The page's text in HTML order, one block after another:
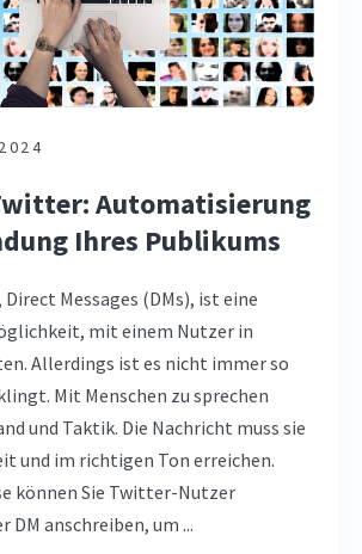
Automatisierung
Ihres Publikums
Messages (DMs), ist eine
mit einem Nutzer in
Allerdings ist es nicht immer so
Mit Menschen zu sprechen
und Taktik. Die Nachricht muss sie
und im richtigen Ton erreichen.
können Sie Twitter-Nutzer
DM anschreiben, um ...